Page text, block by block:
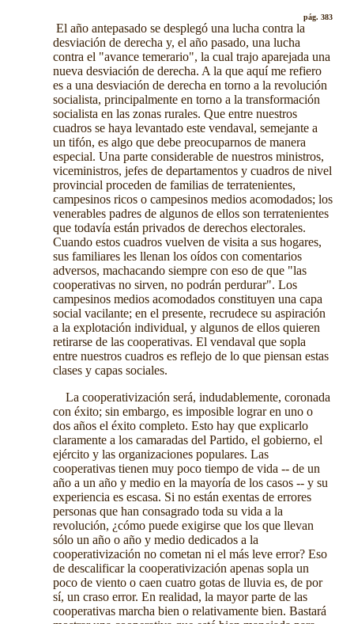
pág. 383
El año antepasado se desplegó una lucha contra la
desviación de derecha y, el año pasado, una lucha
contra el "avance temerario", la cual trajo aparejada una
nueva desviación de derecha. A la que aquí me refiero
es a una desviación de derecha en torno a la revolución
socialista, principalmente en torno a la transformación
socialista en las zonas rurales. Que entre nuestros
cuadros se haya levantado este vendaval, semejante a
un tifón, es algo que debe preocuparnos de manera
especial. Una parte considerable de nuestros ministros,
viceministros, jefes de departamentos y cuadros de nivel
provincial proceden de familias de terratenientes,
campesinos ricos o campesinos medios acomodados; los
venerables padres de algunos de ellos son terratenientes
que todavía están privados de derechos electorales.
Cuando estos cuadros vuelven de visita a sus hogares,
sus familiares les llenan los oídos con comentarios
adversos, machacando siempre con eso de que "las
cooperativas no sirven, no podrán perdurar". Los
campesinos medios acomodados constituyen una capa
social vacilante; en el presente, recrudece su aspiración
a la explotación individual, y algunos de ellos quieren
retirarse de las cooperativas. El vendaval que sopla
entre nuestros cuadros es reflejo de lo que piensan estas
clases y capas sociales.
La cooperativización será, indudablemente, coronada
con éxito; sin embargo, es imposible lograr en uno o
dos años el éxito completo. Esto hay que explicarlo
claramente a los camaradas del Partido, el gobierno, el
ejército y las organizaciones populares. Las
cooperativas tienen muy poco tiempo de vida -- de un
año a un año y medio en la mayoría de los casos -- y su
experiencia es escasa. Si no están exentas de errores
personas que han consagrado toda su vida a la
revolución, ¿cómo puede exigirse que los que llevan
sólo un año o año y medio dedicados a la
cooperativización no cometan ni el más leve error? Eso
de descalificar la cooperativización apenas sopla un
poco de viento o caen cuatro gotas de lluvia es, de por
sí, un craso error. En realidad, la mayor parte de las
cooperativas marcha bien o relativamente bien. Bastará